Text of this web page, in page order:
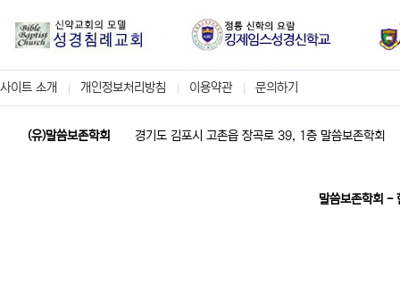
사이트 소개 개인정보처리방침 이용약관 문의하기
(유)말씀보존학회 경기도 김포시 고촌읍 장곡로 39, 1층 말씀보존학회
말씀보존학회 -